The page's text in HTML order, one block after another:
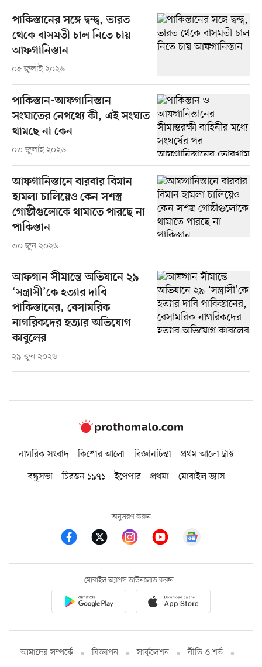
পাকিস্তানের সঙ্গে দ্বন্দ্ব, ভারত
থেকে বাসমতী চাল নিতে চায়
আফগানিস্তান
০৫ জুলাই ২০২৬
পাকিস্তান-আফগানিস্তান
সংঘাতের নেপথ্যে কী, এই সংঘাত
থামছে না কেন
০৩ জুলাই ২০২৬
আফগানিস্তানে বারবার বিমান
হামলা চালিয়েও কেন সশস্ত্র
গোষ্ঠীগুলোকে থামাতে পারছে না
পাকিস্তান
৩০ জুন ২০২৬
আফগান সীমান্তে অভিযানে ২৯
‘সন্ত্রাসী’কে হত্যার দাবি
পাকিস্তানের, বেসামরিক
নাগরিকদের হত্যার অভিযোগ
কাবুলের
২৯ জুন ২০২৬
নাগরিক সংবাদ কিশোর আলো বিজ্ঞানচিন্তা
প্রথম আলো ট্রাস্ট
বন্ধুসভা
চিরন্তন ১৯৭১ ইপেপার প্রথমা মোবাইল ভ্যাস
অনুসরণ করুন
মোবাইল অ্যাপস ডাউনলোড করুন
আমাদের সম্পর্কে বিজ্ঞাপন সার্কুলেশন নীতি ও শর্ত